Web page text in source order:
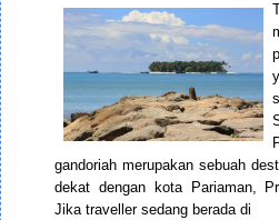
gandoriah merupakan sebuah
dekat dengan kota Pariaman,
Jika traveller sedang berada di